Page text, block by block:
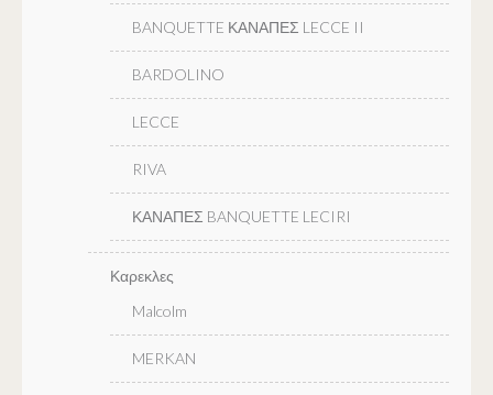
BANQUETTE ΚΑΝΑΠΕΣ LECCE II
BARDOLINO
LECCE
RIVA
ΚΑΝΑΠΕΣ BANQUETTE LECIRI
Καρεκλες
Malcolm
MERKAN